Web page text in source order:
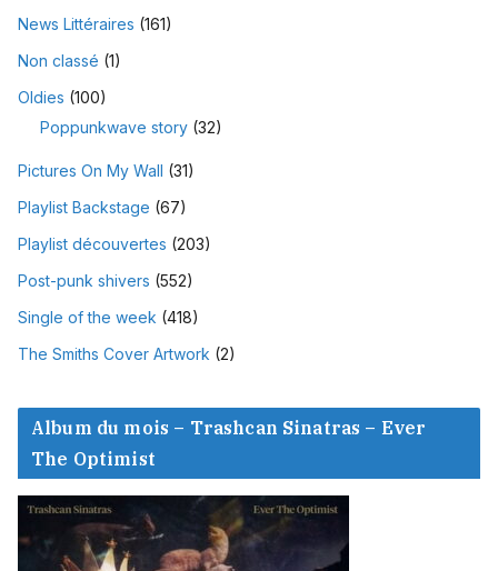
News Littéraires (161)
Non classé (1)
Oldies (100)
Poppunkwave story (32)
Pictures On My Wall
(31)
Playlist Backstage (67)
Playlist découvertes (203)
Post-punk shivers (552)
Single of the week (418)
The Smiths Cover Artwork (2)
Album du mois – Trashcan Sinatras – Ever
The Optimist